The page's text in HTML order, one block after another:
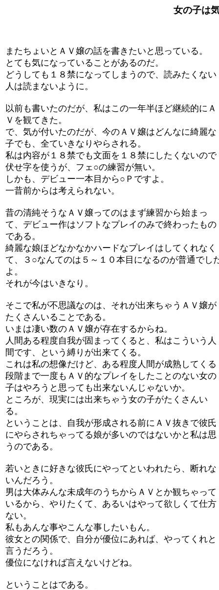
女の子は
またちょいとＡＶ嬢の話を書きたいと思っている。
とても気になっていることがあるのだ。
どうしても１８禁になってしまうので、読みたくない
人は読まないように。
以前も書いたのだが、私はこの一年半ほど継続的にＡ
Ｖを観てきた。
で、気が付いたのだが、今のＡＶ嬢はどんなに綺麗な
子でも、全ていきなりやらされる。
私は内容が１８禁でも文面を１８禁にしたくないので
伏せ字を使うが、フェ○の練習が無い。
しかも、デビュー一本目から○Ｐですよ。
一昔前からは考えられない。
昔の清純そうなＡＶ嬢ってのはまず練習から始まっ
て、デビュー作はソフトなプレイのみで終わったもの
である。
綺麗な娘ほどなかなかハードなプレイはしてくれなく
て、３○なんてのは５～１０本目になるのが普通でし
よ。
それが今はいきなり。
そこで私が不思議なのは、それが出来ちゃうＡＶ嬢が
たくさんいることである。
いまは凄い数のＡＶ嬢が存在するからね。
人間ある程度自我が固まってくると、私はこういう人
間です、という縛りが出来てくる。
これは私の想像だけど、ある程度人間が成熟してくる
段階まで一度もＡＶ的なプレイをしたことのない女の
子はやろうと思っても出来ないんじゃないか。
ところが、現実には出来ちゃう女の子がたくさんい
る。
ということは、自我が形成される前にＡＶ抜きで彼氏
にやらされちゃってる娘が多いのではないかと私は思
うのである。
若いときに好きな彼氏にやってといわれたら、断れな
いんだろう。
男は大体みんな未成年のうちからＡＶとか観ちゃって
いるから、やりたくて、あるいはやって欲しくて仕方
ない。
私もあんな事やこんな事したいもん。
彼女との関係で、自分が優位にあれば、やってくれと
言うだろう。
優位になければ言えないけどね。
ということはである。